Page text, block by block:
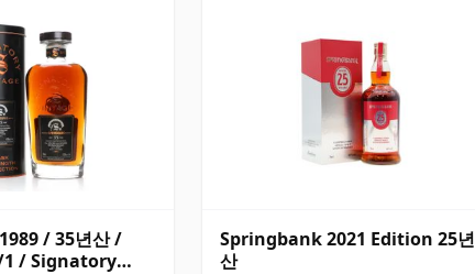
/ 35년산 /
1 / Signatory
Springbank 2021 Edition 25년
산